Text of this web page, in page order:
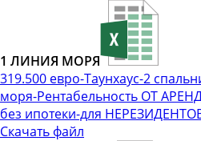
1 ЛИНИЯ МОРЯ
319.500 евро-Таунхаус-2
моря-Рентабельность ОТ
без ипотеки-для
Скачать файл